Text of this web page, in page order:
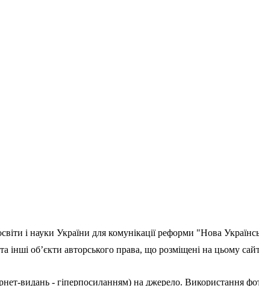
і науки України для комунікації реформи "Нова
об’єкти авторського права, що розміщені на цьому
видань - гіперпосиланням) на джерело. Використання